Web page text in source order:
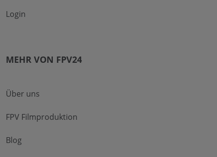
Login
MEHR VON FPV24
Über uns
FPV Filmproduktion
Blog